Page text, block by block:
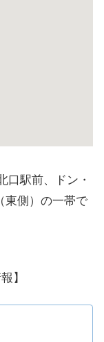
口駅前、ドン・
東側）の一帯で
】